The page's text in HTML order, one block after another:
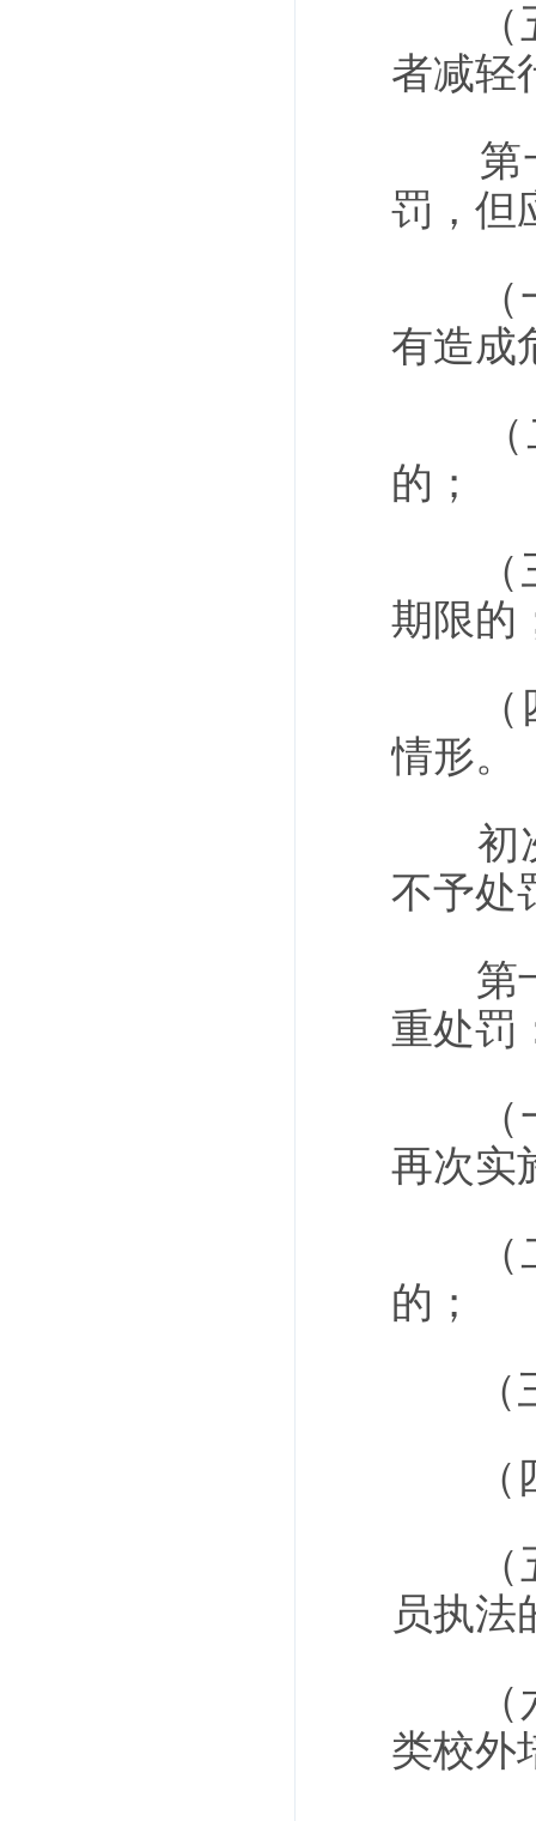
（五
者减轻
第十
罚，但
（一
有造成
（二
的；
（三
期限的
（四
情形。
初次
不予处
第十
重处罚
（一
再次实
（二
的；
（三
（四
（五
员执法
（六
类校外